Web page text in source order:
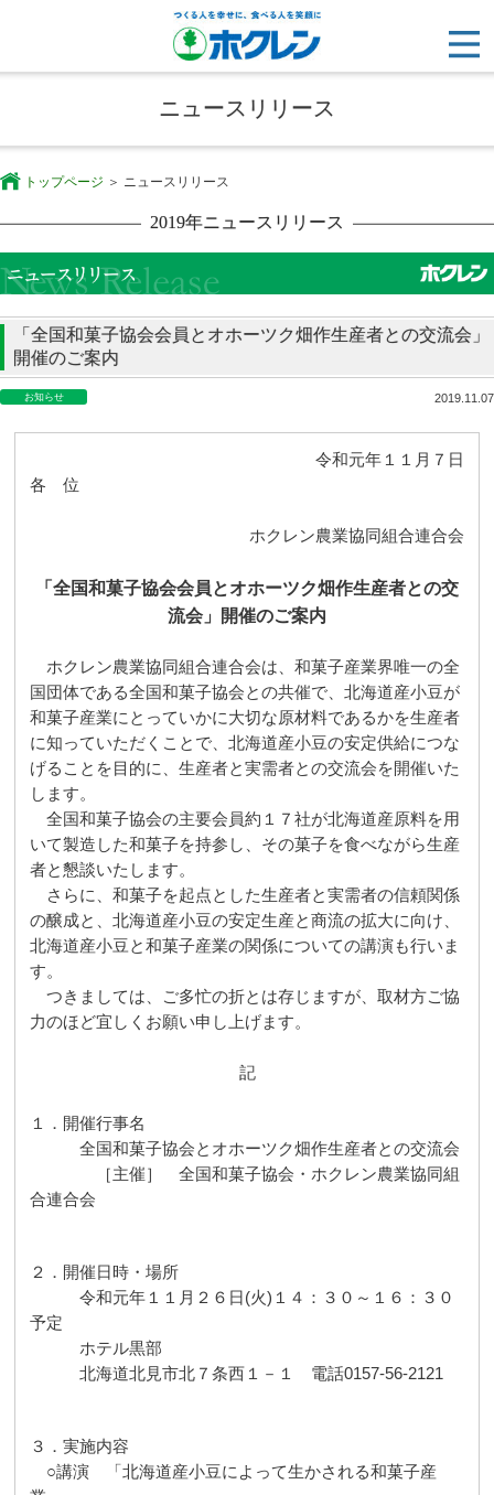
ニュースリリース
トップページ ニュースリリース
2019年ニュースリリース
「全国和菓子協会会員とオホーツク畑作生産者との交流会」
開催のご案内
お知らせ 2019.11.07
令和元年１１月７日
各 位
ホクレン農業協同組合連合会
「全国和菓子協会会員とオホーツク畑作生産者との交
流会」開催のご案内
ホクレン農業協同組合連合会は、和菓子産業界唯一の全
国団体である全国和菓子協会との共催で、北海道産小豆が
和菓子産業にとっていかに大切な原材料であるかを生産者
に知っていただくことで、北海道産小豆の安定供給につな
げることを目的に、生産者と実需者との交流会を開催いた
します。
全国和菓子協会の主要会員約１７社が北海道産原料を用
いて製造した和菓子を持参し、その菓子を食べながら生産
者と懇談いたします。
さらに、和菓子を起点とした生産者と実需者の信頼関係
の醸成と、北海道産小豆の安定生産と商流の拡大に向け、
北海道産小豆と和菓子産業の関係についての講演も行いま
す。
つきましては、ご多忙の折とは存じますが、取材方ご協
力のほど宜しくお願い申し上げます。
記
１．開催行事名
全国和菓子協会とオホーツク畑作生産者との交流会
［主催］ 全国和菓子協会・ホクレン農業協同組
合連合会
２．開催日時・場所
令和元年１１月２６日 (火) １４：３０～１６：３０
予定
ホテル黒部
北海道北見市北７条西１－１ 電話0157-56-2121
３．実施内容
○講演 「北海道産小豆によって生かされる和菓子産